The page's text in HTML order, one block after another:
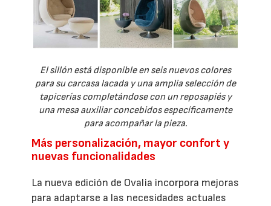
El sillón está disponible en seis nuevos colores
para su carcasa lacada y una amplia selección de
tapicerías completándose con un reposapiés y
una mesa auxiliar concebidos específicamente
para acompañar la pieza.
Más personalización, mayor confort y
nuevas funcionalidades
La nueva edición de Ovalia incorpora mejoras
para adaptarse a las necesidades actuales